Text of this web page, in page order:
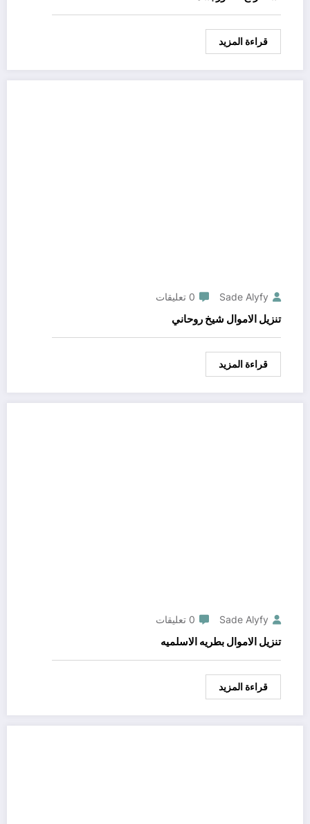
قراءة المزيد
Sade Alyfy 0 تعليقات
تنزيل الاموال شيخ روحاني
قراءة المزيد
Sade Alyfy 0 تعليقات
تنزيل الاموال بطريه الاسلميه
قراءة المزيد